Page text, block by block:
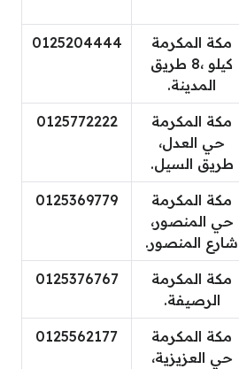
مكة المكرمة
كيلو ،8 طريق
المدينة.
0125204444
مكة المكرمة
حي العدل،
طريق السيل.
0125772222
مكة المكرمة
حي المنصور،
شارع المنصور.
0125369779
مكة المكرمة
الرصيفة.
0125376767
مكة المكرمة
حي العزيزية،
0125562177